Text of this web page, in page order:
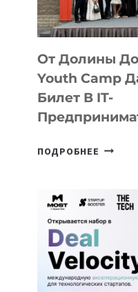
От Долины
Youth Camp
Билет В IT-
ПОДРОБНЕЕ ОТ
АЛМАТЫ:
КАК
AI
YOUTH
CAMP
ДАЛ